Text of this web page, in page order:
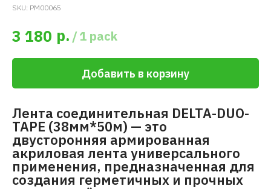
SKU: PM00065
3 180 р. /1 pack
Добавить в корзину
Лента соединительная DELTA-DUO-
TAPE (38мм*50м) — это
двусторонняя армированная
акриловая лента универсального
применения, предназначенная для
создания герметичных и прочных